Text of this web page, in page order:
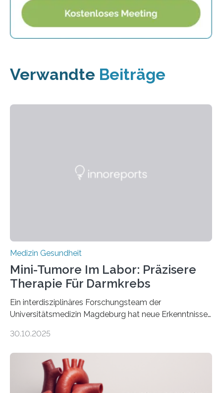
Verwandte Beiträge
Medizin Gesundheit
Mini-Tumore Im Labor: Präzisere
Therapie Für Darmkrebs
Ein interdisziplinäres Forschungsteam der
Universitätsmedizin Magdeburg hat neue Erkenntnisse
behandelt werden kann. In ihrer aktuellen Studie,
Oncology, zeigen die Forschenden, dass Mini-Tumore
aus Gewebe von Patientinnen und Patienten –
sogenannte Organoide – genutzt werden können, um
30.10.2025